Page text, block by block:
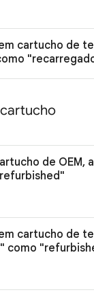
cartucho de
de OEM,
cartucho de
como